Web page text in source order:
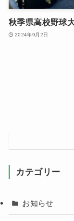
秋季県高校野球
2024年9月2日
カテゴリー
お知らせ